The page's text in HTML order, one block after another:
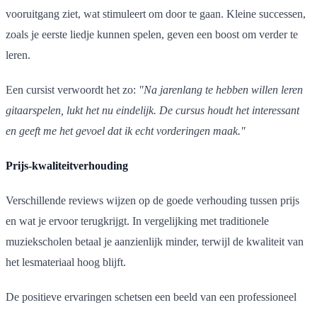
vooruitgang ziet, wat stimuleert om door te gaan. Kleine successen,
zoals je eerste liedje kunnen spelen, geven een boost om verder te
leren.
Een cursist verwoordt het zo: "Na jarenlang te hebben willen leren
gitaarspelen, lukt het nu eindelijk. De cursus houdt het interessant
en geeft me het gevoel dat ik echt vorderingen maak."
Prijs-kwaliteitverhouding
Verschillende reviews wijzen op de goede verhouding tussen prijs
en wat je ervoor terugkrijgt. In vergelijking met traditionele
muziekscholen betaal je aanzienlijk minder, terwijl de kwaliteit van
het lesmateriaal hoog blijft.
De positieve ervaringen schetsen een beeld van een professioneel